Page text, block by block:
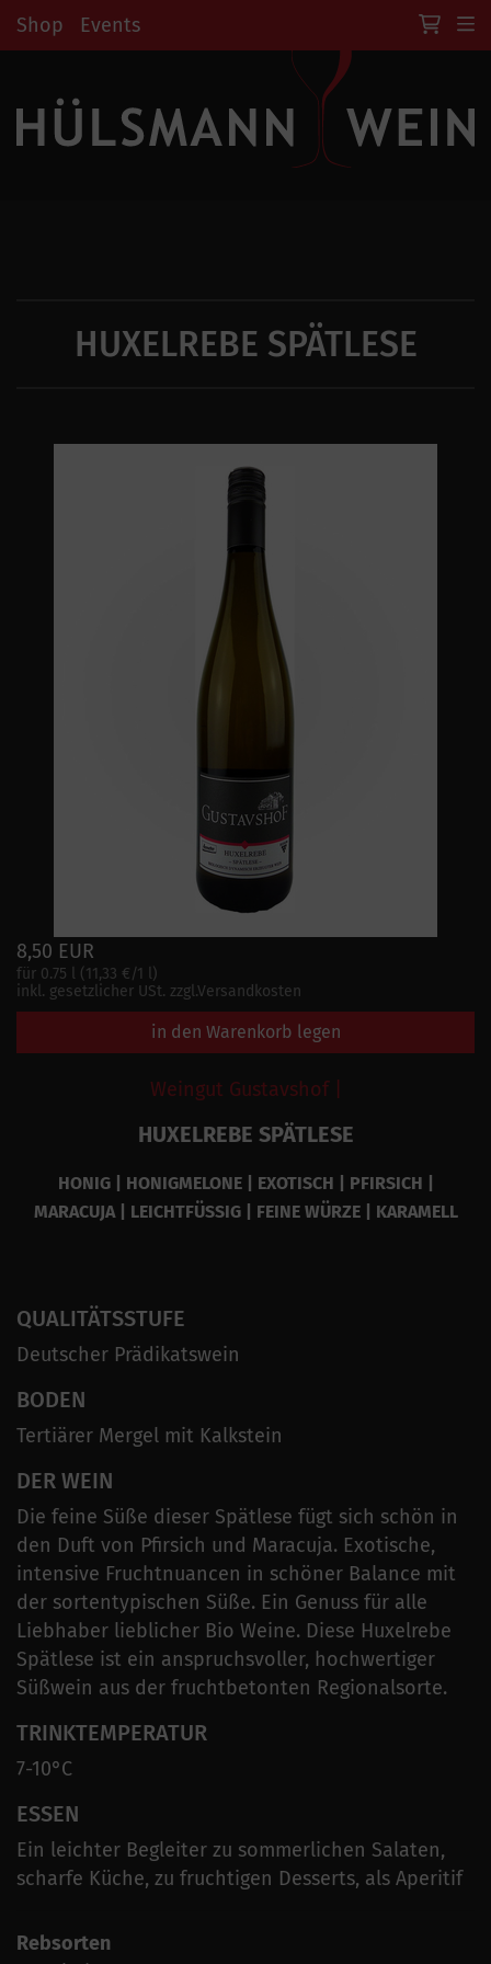
Shop Events
HUXELREBE SPÄTLESE
8,50 EUR
für 0.75 l (11,33 €/1 l)
inkl. gesetzlicher USt. zzgl.Versandkosten
in den Warenkorb legen
Weingut Gustavshof |
HUXELREBE SPÄTLESE
HONIG | HONIGMELONE | EXOTISCH | PFIRSICH |
MARACUJA | LEICHTFÜSSIG | FEINE WÜRZE | KARAMELL
QUALITÄTSSTUFE
Deutscher Prädikatswein
BODEN
Tertiärer Mergel mit Kalkstein
DER WEIN
Die feine Süße dieser Spätlese fügt sich schön in
den Duft von Pfirsich und Maracuja. Exotische,
intensive Fruchtnuancen in schöner Balance mit
der sortentypischen Süße. Ein Genuss für alle
Liebhaber lieblicher Bio Weine. Diese Huxelrebe
Spätlese ist ein anspruchsvoller, hochwertiger
Süßwein aus der fruchtbetonten Regionalsorte.
TRINKTEMPERATUR
7-10°C
ESSEN
Ein leichter Begleiter zu sommerlichen Salaten,
scharfe Küche, zu fruchtigen Desserts, als Aperitif
Rebsorten